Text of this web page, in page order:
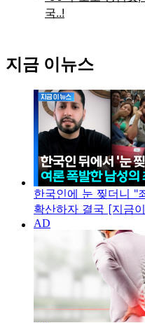
지금 이뉴스
한국인에 눈 찢더니 "
확산하자 결국 [지금